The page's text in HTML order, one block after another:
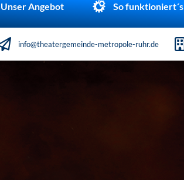
Unser Angebot So funktioniert´s
info@theatergemeinde-metropole-ruhr.de